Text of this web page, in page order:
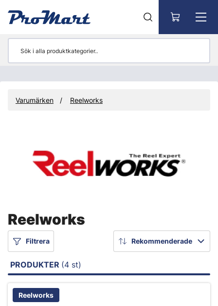
Varumärken Reelworks
Reelworks
Filtrera Rekommenderade
PRODUKTER (4 st)
Reelworks